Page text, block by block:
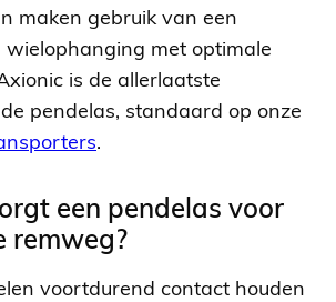
maken gebruik van een
wielophanging met optimale
is de allerlaatste
pendelas, standaard op onze
.
een pendelas voor
remweg?
voortdurend contact houden